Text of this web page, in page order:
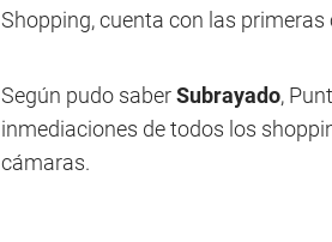
Shopping, cuenta con las
Según pudo saberSubrayado,
inmediaciones de todos los
cámaras.